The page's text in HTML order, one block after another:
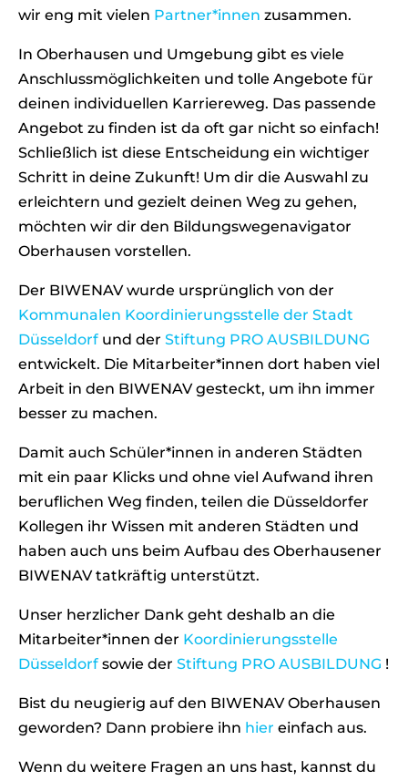
wir eng mit vielen Partner*innen zusammen.
In Oberhausen und Umgebung gibt es viele
Anschlussmöglichkeiten und tolle Angebote für
deinen individuellen Karriereweg. Das passende
Angebot zu finden ist da oft gar nicht so einfach!
Schließlich ist diese Entscheidung ein wichtiger
Schritt in deine Zukunft! Um dir die Auswahl zu
erleichtern und gezielt deinen Weg zu gehen,
möchten wir dir den Bildungswegenavigator
Oberhausen vorstellen.
Der BIWENAV wurde ursprünglich von der
Kommunalen Koordinierungsstelle der Stadt
Düsseldorf und der Stiftung PRO AUSBILDUNG
entwickelt. Die Mitarbeiter*innen dort haben viel
Arbeit in den BIWENAV gesteckt, um ihn immer
besser zu machen.
Damit auch Schüler*innen in anderen Städten
mit ein paar Klicks und ohne viel Aufwand ihren
beruflichen Weg finden, teilen die Düsseldorfer
Kollegen ihr Wissen mit anderen Städten und
haben auch uns beim Aufbau des Oberhausener
BIWENAV tatkräftig unterstützt.
Unser herzlicher Dank geht deshalb an die
Mitarbeiter*innen der Koordinierungsstelle
Düsseldorf sowie der Stiftung PRO AUSBILDUNG !
Bist du neugierig auf den BIWENAV Oberhausen
geworden? Dann probiere ihn hier einfach aus.
Wenn du weitere Fragen an uns hast, kannst du